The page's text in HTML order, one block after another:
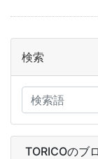
検索
TORICOのブ